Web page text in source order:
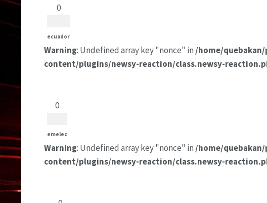
0
ecuador
Warning: Undefined array key "nonce" in /home/
content/plugins/newsy-reaction/class.newsy-
0
emelec
Warning: Undefined array key "nonce" in /home/
content/plugins/newsy-reaction/class.newsy-